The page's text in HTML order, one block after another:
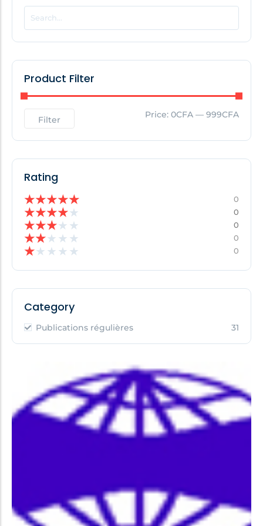
POPULAR THIS WEEK
No Posts Found!
No Posts Found!
Product Filter
Filter Price: 0CFA — 999CFA
Rating
★★★★★ 0
★★★★★ 0
★★★★ ★ 0
★★★ ★ ★ 0
★★ ★ ★ ★ 0
Category
Publications régulières 31